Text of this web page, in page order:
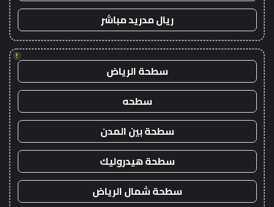
ريال مدريد مباشر
!
سطحة الرياض
سطحه
سطحة بين المدن
سطحة هيدروليك
سطحة شمال الرياض